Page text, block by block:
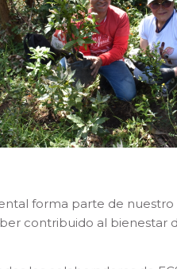
forma parte de
contribuido al